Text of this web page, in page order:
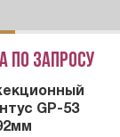
по запросу
GP-53